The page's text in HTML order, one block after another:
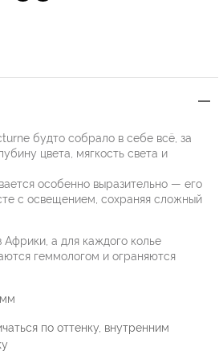
будто собрало в себе всё, за
цвета, мягкость света и
особенно выразительно — его
с освещением, сохраняя сложный
а для каждого колье
геммологом и ограняются
по оттенку, внутренним